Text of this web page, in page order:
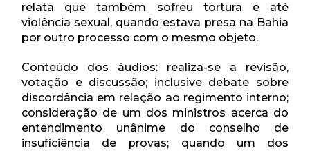
relata que também sofreu tortura e até
violência sexual, quando estava presa na Bahia
por outro processo com o mesmo objeto.
Conteúdo dos áudios: realiza-se a revisão,
votação e discussão; inclusive debate sobre
discordância em relação ao regimento interno;
consideração de um dos ministros acerca do
entendimento unânime do conselho de
insuficiência de provas; quando um dos